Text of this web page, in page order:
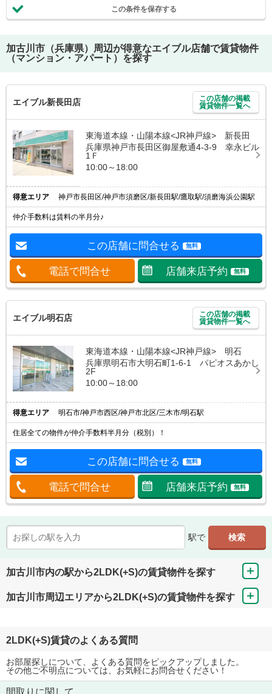
この条件を保存する
加古川市（兵庫県）
周辺が得意なエイブル店舗で賃貸物件
（マンション・アパート）を探す
エイブル新長田店
この店舗の掲載
賃貸物件一覧へ
東海道本線・山陽本線<JR神戸線> 新長田
兵庫県神戸市長田区御屋敷通4-3-9 幸永ビル
1Ｆ
10:00～18:00
得意エリア 神戸市長田区/神戸市須磨区/新長田駅/鷹取駅/須磨海浜公園駅
仲介手数料は賃料の半月分♪
この店舗に問合せる 無料
電話で問合せ 店舗来店予約 無料
エイブル明石店
この店舗の掲載
賃貸物件一覧へ
東海道本線・山陽本線<JR神戸線> 明石
兵庫県明石市大明石町1-6-1 パピオスあかし
2F
10:00～18:00
得意エリア 明石市/神戸市西区/神戸市北区/三木市/明石駅
住居全ての物件が仲介手数料半月分（税別）！
この店舗に問合せる 無料
電話で問合せ 店舗来店予約 無料
駅で
加古川市内の駅から2LDK(+S)の賃貸物件を探す
加古川市周辺エリアから2LDK(+S)の賃貸物件を探す
2LDK(+S)賃貸のよくある質問
お部屋探しについて、よくある質問をピックアップしました。
その他ご不明点については、お気軽にお問合せください！
間取りに関して